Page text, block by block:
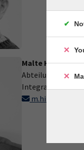
Malte Hinrichs
Abteilungsleiter
Integration